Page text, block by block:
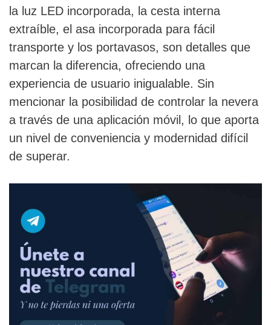
la luz LED incorporada, la cesta interna
extraíble, el asa incorporada para fácil
transporte y los portavasos, son detalles que
marcan la diferencia, ofreciendo una
experiencia de usuario inigualable. Sin
mencionar la posibilidad de controlar la nevera
a través de una aplicación móvil, lo que aporta
un nivel de conveniencia y modernidad difícil
de superar.